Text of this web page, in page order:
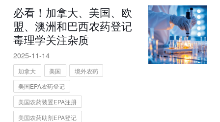
必看！加拿大、美国、欧
盟、澳洲和巴西农药登记
毒理学关注杂质
2025-11-14
加拿大 美国
境外农药
美国EPA农药登记
美国农药装置EPA注册
美国农药助剂EPA登记